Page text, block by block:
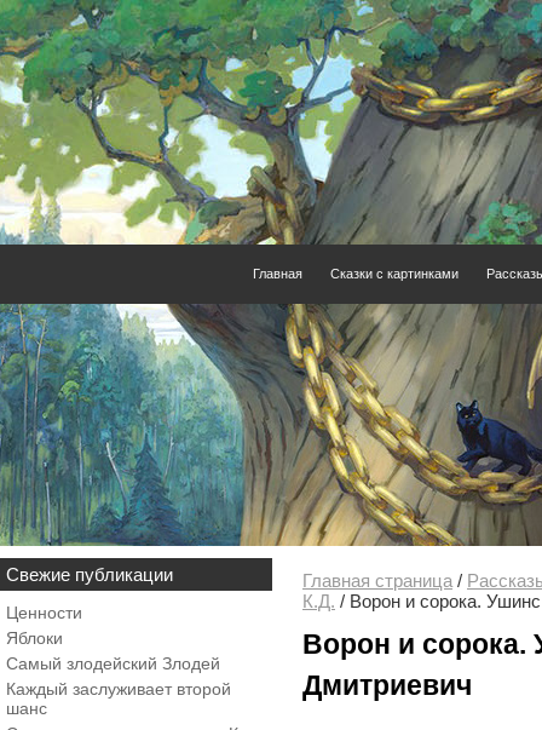
Главная Сказки с картинками
Свежие публикации
Ценности
Яблоки
Самый злодейский Злодей
Каждый заслуживает второй
шанс
Главная страница /
К.Д. / Ворон и сорока.
Ворон и сорока.
Дмитриевич